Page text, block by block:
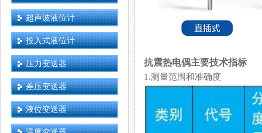
超声波液位计
投入式液位计
压力变送器
差压变送器
液位变送器
抗震热电偶主要技术指标
1.测量范围和准确度